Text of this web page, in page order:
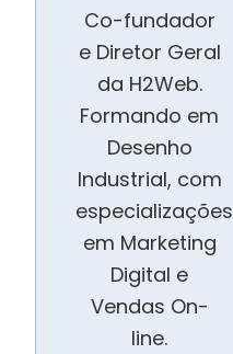
Co-fundador
e Diretor Geral
da H2Web.
Formando em
Desenho
Industrial, com
especializações
em Marketing
Digital e
Vendas On-
line.